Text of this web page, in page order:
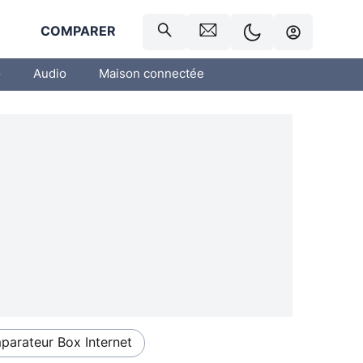
COMPARER
Audio Maison connectée
Box Internet